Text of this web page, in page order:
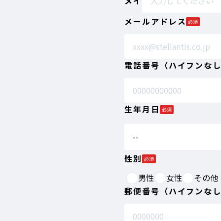
メールアドレス 必須
電話番号（ハイフンな
生年月日 必須
--
性別 必須
男性 女性
その他
郵便番号（ハイフンな